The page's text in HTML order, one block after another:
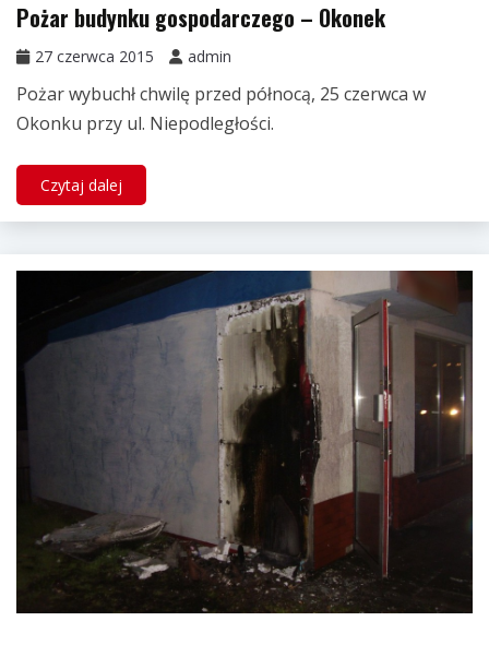
Pożar budynku gospodarczego – Okonek
27 czerwca 2015 admin
Pożar wybuchł chwilę przed północą, 25 czerwca w
Okonku przy ul. Niepodległości.
Czytaj dalej